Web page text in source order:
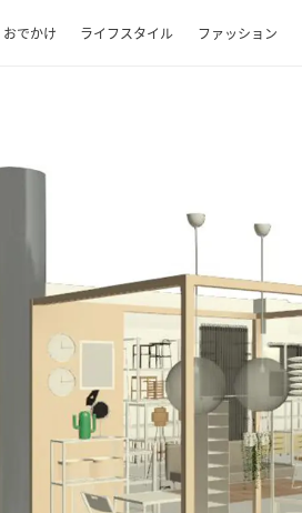
おでかけ ライフスタイル ファッション